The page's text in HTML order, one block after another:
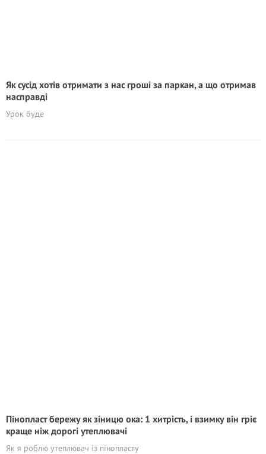
Як сусід хотів отримати з нас грoші за паркан, а що отримав
насправді
Урок буде
Пінопласт бережу як зіницю ока: 1 хитрість, і взимку він гріє
краще ніж дорогі утеплювачі
Як я роблю утеплювач із пінопласту